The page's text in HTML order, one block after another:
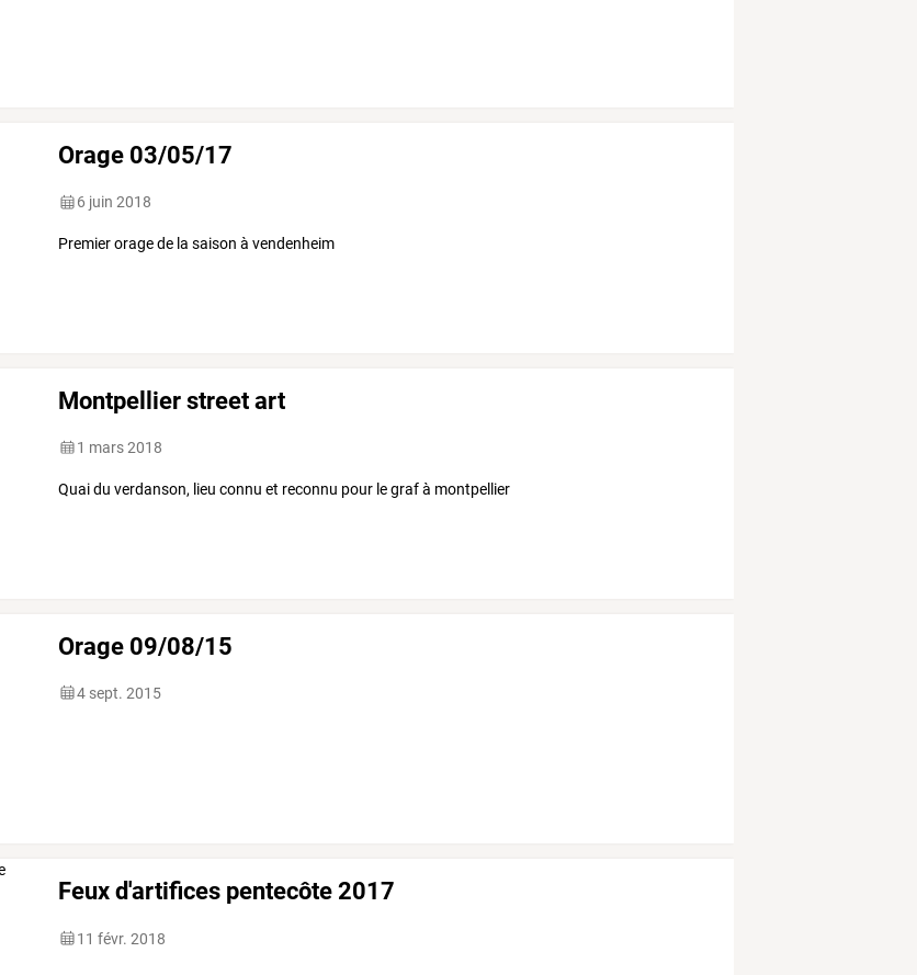
Orage 03/05/17
6 juin 2018
Premier orage de la saison à vendenheim
Montpellier street art
1 mars 2018
Quai du verdanson, lieu connu et reconnu pour le graf à montpellier
Orage 09/08/15
4 sept. 2015
Feux d'artifices pentecôte 2017
11 févr. 2018